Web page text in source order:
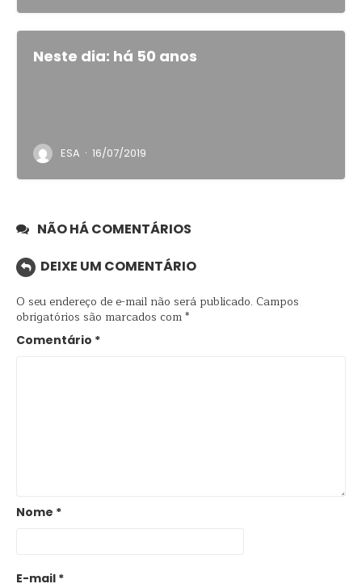
Neste dia: há 50 anos
ESA · 16/07/2019
NÃO HÁ COMENTÁRIOS
DEIXE UM COMENTÁRIO
O seu endereço de e-mail não será publicado. Campos
obrigatórios são marcados com*
Comentário *
Nome *
E-mail *